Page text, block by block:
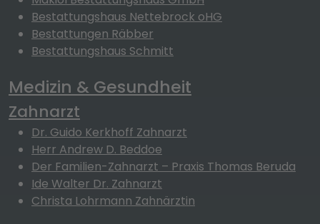
Bestattungshaus Nettebrock oHG
Bestattungen Räbber
Bestattungshaus Schmitt
Medizin & Gesundheit
Zahnarzt
Dr. Guido Kerkhoff Zahnarzt
Herr Andrew D. Beddoe
Der Familien-Zahnarzt – Praxis Thomas Beruda
Ide Walter Dr. Zahnarzt
Christa Lohrmann Zahnärztin